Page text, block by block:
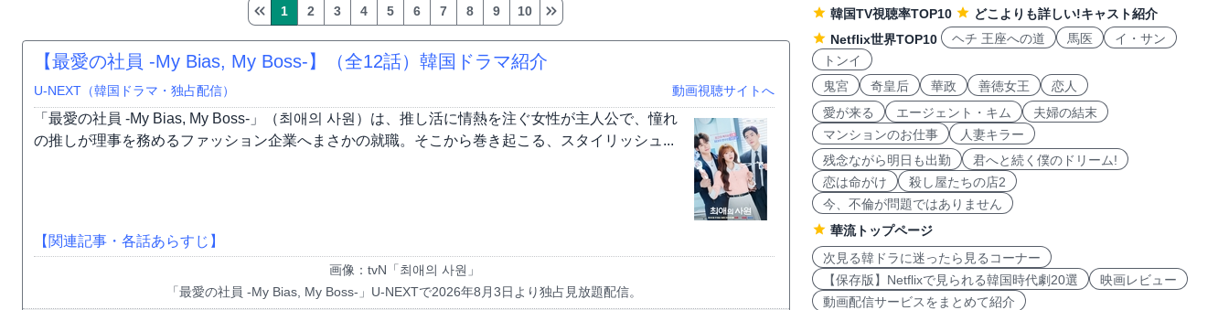
1 2 3 4 5 6 7 8 9 10
【最愛の社員 -My Bias, My Boss-】（全12話）韓国ドラマ紹介
U-NEXT（韓国ドラマ・独占配信） 動画視聴サイトへ
「最愛の社員 -My Bias, My Boss-」（최애의 사원）は、推し活に情熱を注ぐ女性が主人公で、憧れ
の推しが理事を務めるファッション企業へまさかの就職。そこから巻き起こる、スタイリッシュ...
【関連記事・各話あらすじ】
画像：tvN「최애의 사원」
「最愛の社員 -My Bias, My Boss-」U-NEXTで2026年8月3日より独占見放題配信。
韓国TV視聴率TOP10
どこよりも詳しい!キャスト紹介
Netflix世界TOP10
ヘチ 王座への道 馬医
イ・サン
トンイ
鬼宮
奇皇后 華政 善徳女王
恋人
愛が来る
エージェント・キム
夫婦の結末
マンションのお仕事
人妻キラー
残念ながら明日も出勤
君へと続く僕のドリーム!
恋は命がけ
殺し屋たちの店2
今、不倫が問題ではありません
華流トップページ
次見る韓ドラに迷ったら見るコーナー
【保存版】Netflixで見られる韓国時代劇20選
映画レビュー
動画配信サービスをまとめて紹介